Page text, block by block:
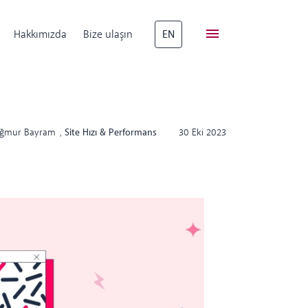
Hakkımızda Bize ulaşın EN
Bayram , Site Hızı & Performans 30 Eki 2023